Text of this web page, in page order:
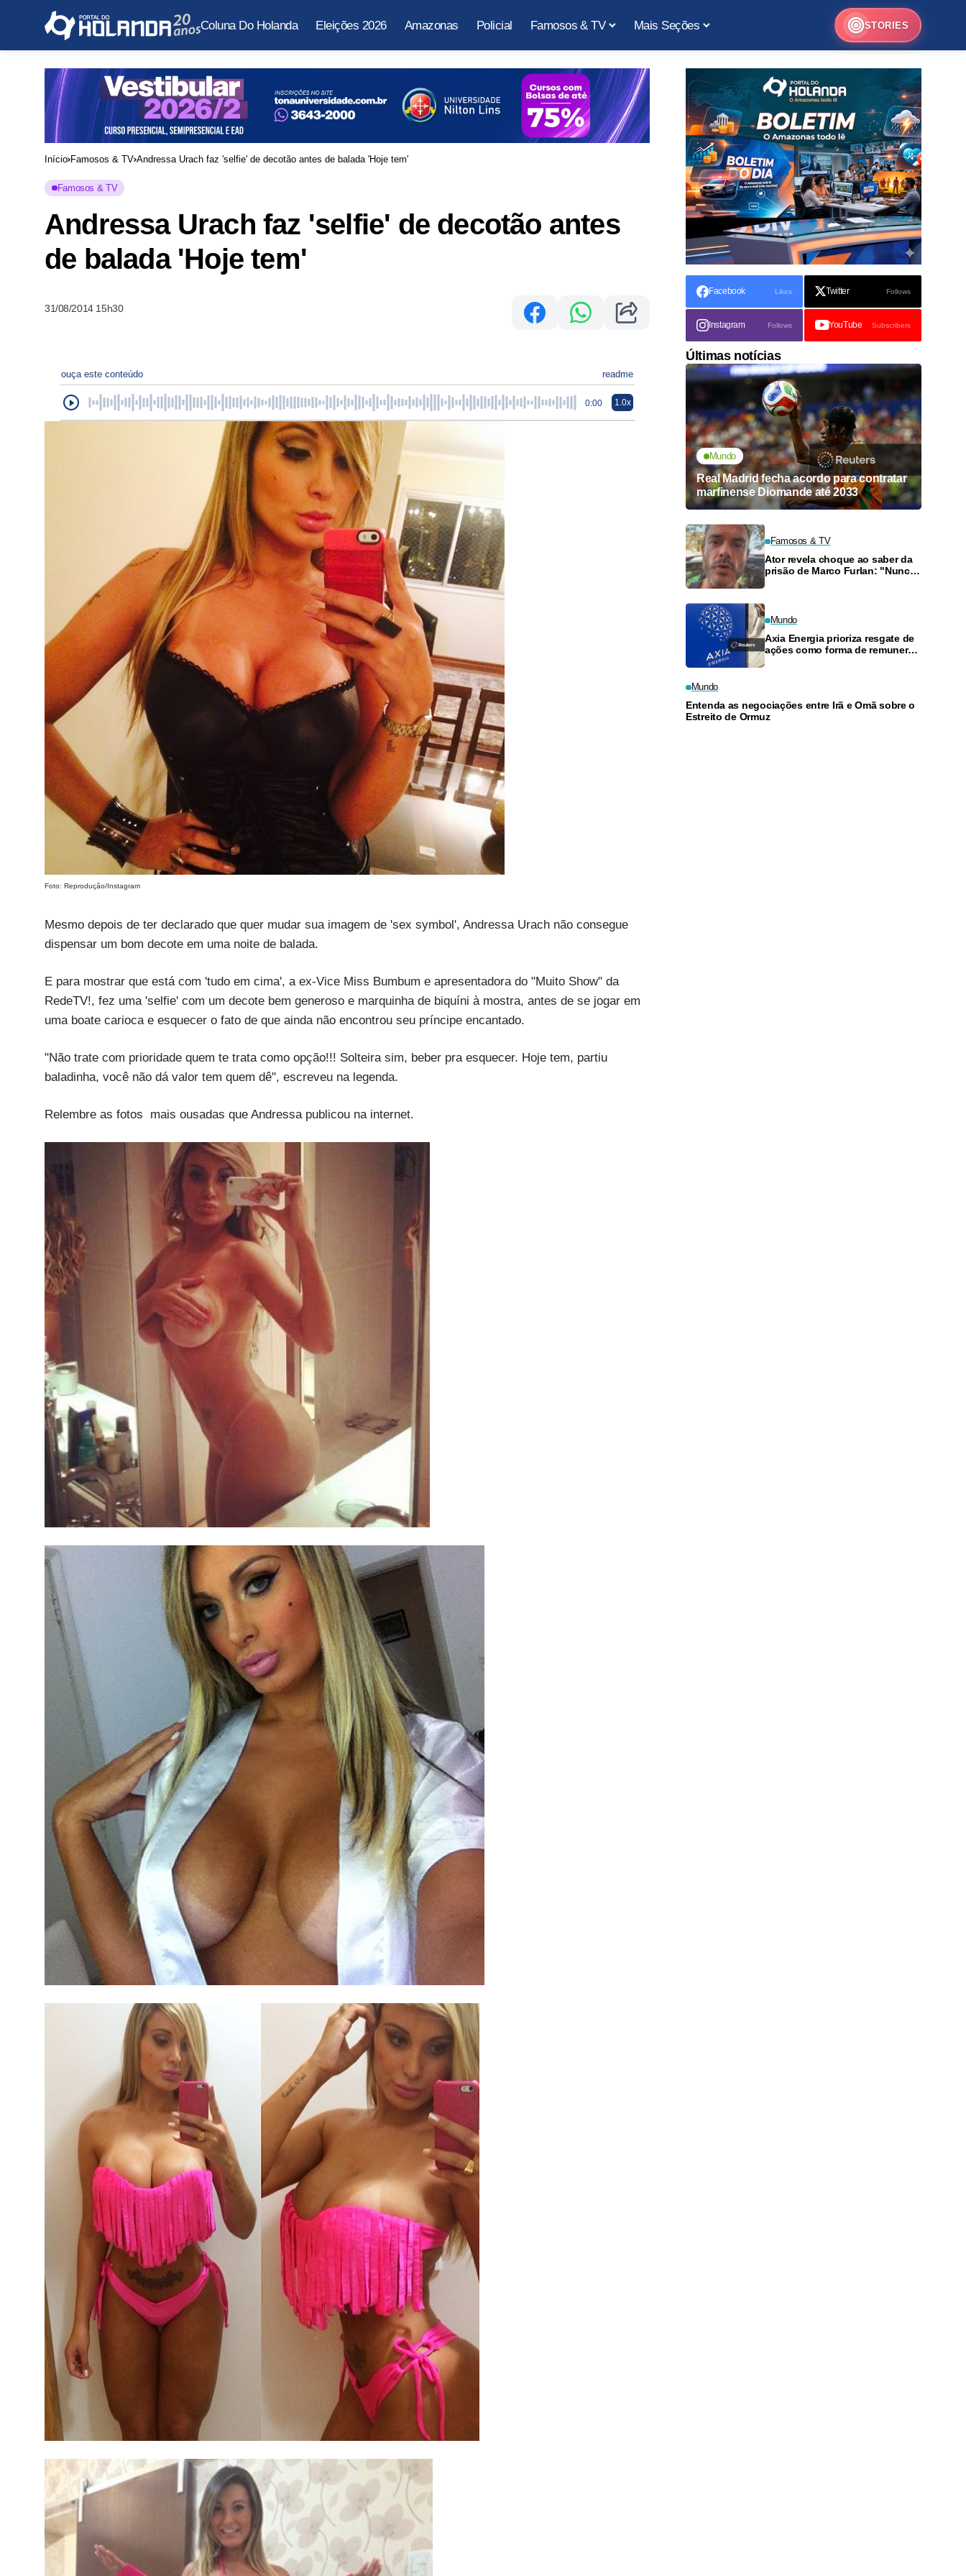
Coluna Do Holanda Eleições 2026 Amazonas Policial Famosos & TV Mais Seções STORIES
Início Famosos & TV Andressa Urach faz 'selfie' de decotão antes de balada 'Hoje tem'
Famosos & TV
Andressa Urach faz 'selfie' de decotão antes
de balada 'Hoje tem'
31/08/2014 15h30
ouça este conteúdo readme
0:00 1.0x
Foto: Reprodução/Instagram
Mesmo depois de ter declarado que quer mudar sua imagem de 'sex symbol', Andressa Urach não consegue
dispensar um bom decote em uma noite de balada.
E para mostrar que está com 'tudo em cima', a ex-Vice Miss Bumbum e apresentadora do "Muito Show" da
RedeTV!, fez uma 'selfie' com um decote bem generoso e marquinha de biquíni à mostra, antes de se jogar em
uma boate carioca e esquecer o fato de que ainda não encontrou seu príncipe encantado.
"Não trate com prioridade quem te trata como opção!!! Solteira sim, beber pra esquecer. Hoje tem, partiu
baladinha, você não dá valor tem quem dê", escreveu na legenda.
Relembre as fotos mais ousadas que Andressa publicou na internet.
Facebook Likes Twitter Follows
Instagram Follows YouTube Subscribers
Últimas notícias
Mundo
Real Madrid fecha acordo para contratar
marfinense Diomande até 2033
Famosos & TV
Ator revela choque ao saber da
prisão de Marco Furlan: "Nunca
Mundo
Axia Energia prioriza resgate de
ações como forma de remunerar
Mundo
Entenda as negociações entre Irã e Omã sobre o
Estreito de Ormuz